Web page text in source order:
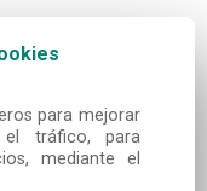
para mejorar
el tráfico, para
mediante el